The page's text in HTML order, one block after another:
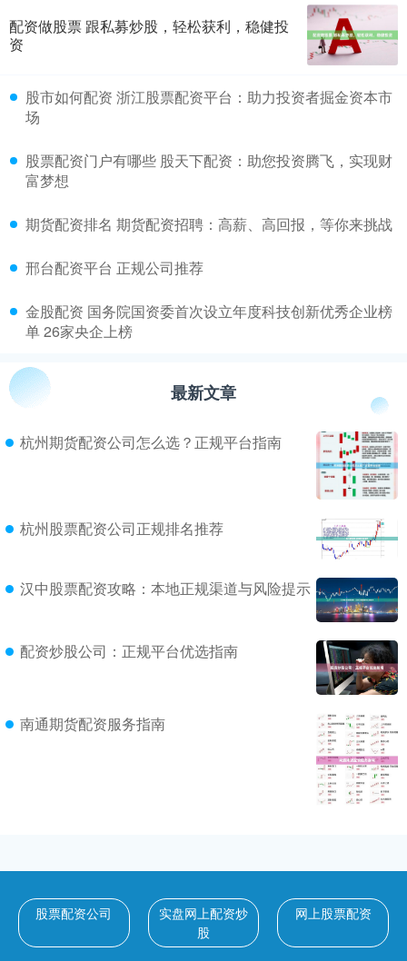
配资做股票 跟私募炒股，轻松获利，稳健投
资
​股市如何配资 浙江股票配资平台：助力投资者掘金资本市
场
​股票配资门户有哪些 股天下配资：助您投资腾飞，实现财
富梦想
​期货配资排名 期货配资招聘：高薪、高回报，等你来挑战
​邢台配资平台 正规公司推荐
​金股配资 国务院国资委首次设立年度科技创新优秀企业榜
单 26家央企上榜
最新文章
杭州期货配资公司怎么选？正规平台指南
杭州股票配资公司正规排名推荐
汉中股票配资攻略：本地正规渠道与风险提示
配资炒股公司：正规平台优选指南
南通期货配资服务指南
股票配资公司
实盘网上配资炒
股
网上股票配资